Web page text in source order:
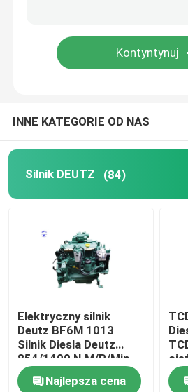
Części do silników Diesla
Minikoparka
Wręcznik wibracji
Koparko-ładowarki
używane maszyny ciężkie
Zestaw generatora Diesla
INNE KATEGORIE OD NAS
Silnik DEUTZ (84)
Elektryczny silnik
Deutz BF6M 1013
Silnik Diesla Deutz
854/1400 N.M/R/Min
Najlepsza cena